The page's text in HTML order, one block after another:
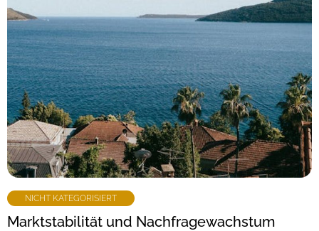
NICHT KATEGORISIERT
Marktstabilität und Nachfragewachstum